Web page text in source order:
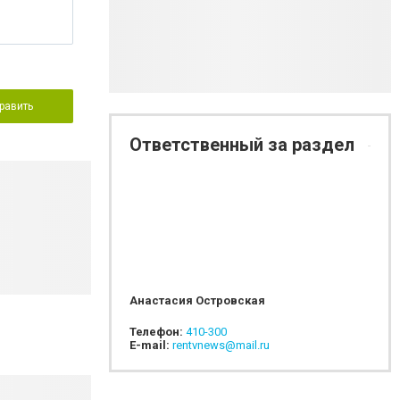
Ответственный за раздел
Анастасия Островская
Телефон: 410-300
E-mail: rentvnews@mail.ru